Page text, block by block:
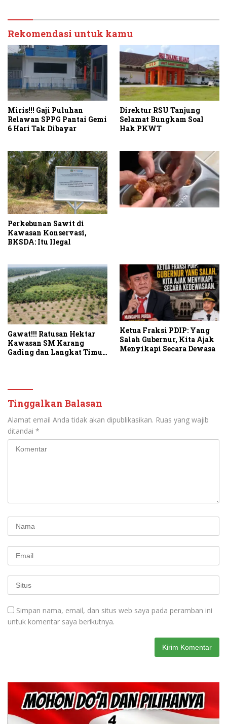
Rekomendasi untuk kamu
Miris!!! Gaji Puluhan
Relawan SPPG Pantai Gemi
6 Hari Tak Dibayar
Direktur RSU Tanjung
Selamat Bungkam Soal
Hak PKWT
Perkebunan Sawit di
Kawasan Konservasi,
BKSDA: Itu Ilegal
Gawat!!! Ratusan Hektar
Kawasan SM Karang
Gading dan Langkat Timur
Ketua Fraksi PDIP: Yang
Salah Gubernur, Kita Ajak
Menyikapi Secara Dewasa
Tinggalkan Balasan
Alamat email Anda tidak akan dipublikasikan. Ruas yang wajib
ditandai *
Simpan nama, email, dan situs web saya pada peramban ini
untuk komentar saya berikutnya.